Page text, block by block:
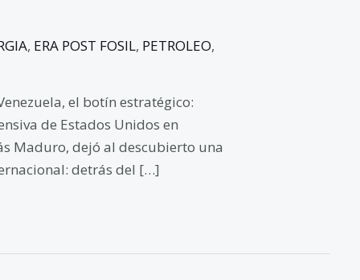
, ERA POST FOSIL, PETROLEO,
el botín estratégico:
de Estados Unidos en
Maduro, dejó al descubierto una
detrás del […]